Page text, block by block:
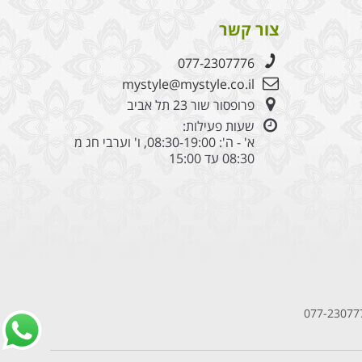
צור קשר
077-2307776
mystyle@mystyle.co.il
פרופסור שור 23 תל אביב
שעות פעילות:
א' - ה': 08:30-19:00, ו' וערבי חג מ
08:30 עד 15:00